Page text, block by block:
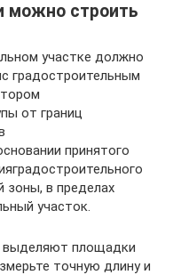
можно строить
участке должно
градостроительным
от границ
принятого
зоны, в пределах
участок.
выделяют площадки
точную длину и